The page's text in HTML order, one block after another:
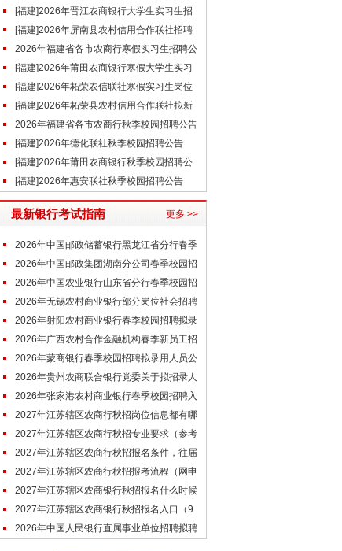
务派遣工公告
[福建]2026年晋江农商银行大学生实习生招
聘公告[福建]2026年屏南县农村信用合作联社招聘
驾驶员公告
2026年福建省各市农商行寒假实习生招聘公
告汇总[福建]2026年莆田农商银行寒假大学生实习
招聘公告
[福建]2026年柘荣农信联社寒假实习生岗位
招聘公告
[福建]2026年柘荣县农村信用合作联社拟新
增1名劳务派遣员工公告
2026年福建省各市农商行秋季校园招聘公告
汇总[福建]2026年德化联社秋季校园招聘公告
[福建]2026年莆田农商银行秋季校园招聘公
告
[福建]2026年惠安联社秋季校园招聘公告
最新银行考试指南 更多 >>
2026年中国邮政储蓄银行黑龙江省分行春季
校园招聘笔试通知
2026年中国邮政集团湖南分公司春季校园招
聘笔试通知
2026年中国农业银行山东省分行春季校园招
聘体检通知
2026年无锡农村商业银行部分岗位社会招聘
面试人员名单通知
2026年射阳农村商业银行春季校园招聘拟录
用人员公示（第一批）
2026年广西农村合作金融机构春季新员工招
聘面试通知
2026年蒙商银行春季校园招聘拟录用人员公
示
2026年贵州农商联合银行党委关于拟招录人
员任职公示（6.9）
2026年张家港农村商业银行春季校园招聘入
围体检人员公告（第三批）
2027年江苏辖区农商行秋招岗位信息都有哪
些
2027年江苏辖区农商行秋招专业要求（参考
去年）
2027年江苏辖区农商行秋招报名条件，往届
生可以报考吗
2027年江苏辖区农商行秋招报考流程（网申
到入职全步骤）
2027年江苏辖区农商银行秋招报名什么时候
开始2027年江苏辖区农商银行秋招报名入口（9
月底开通）
2026年中国人民银行直属事业单位招聘拟聘